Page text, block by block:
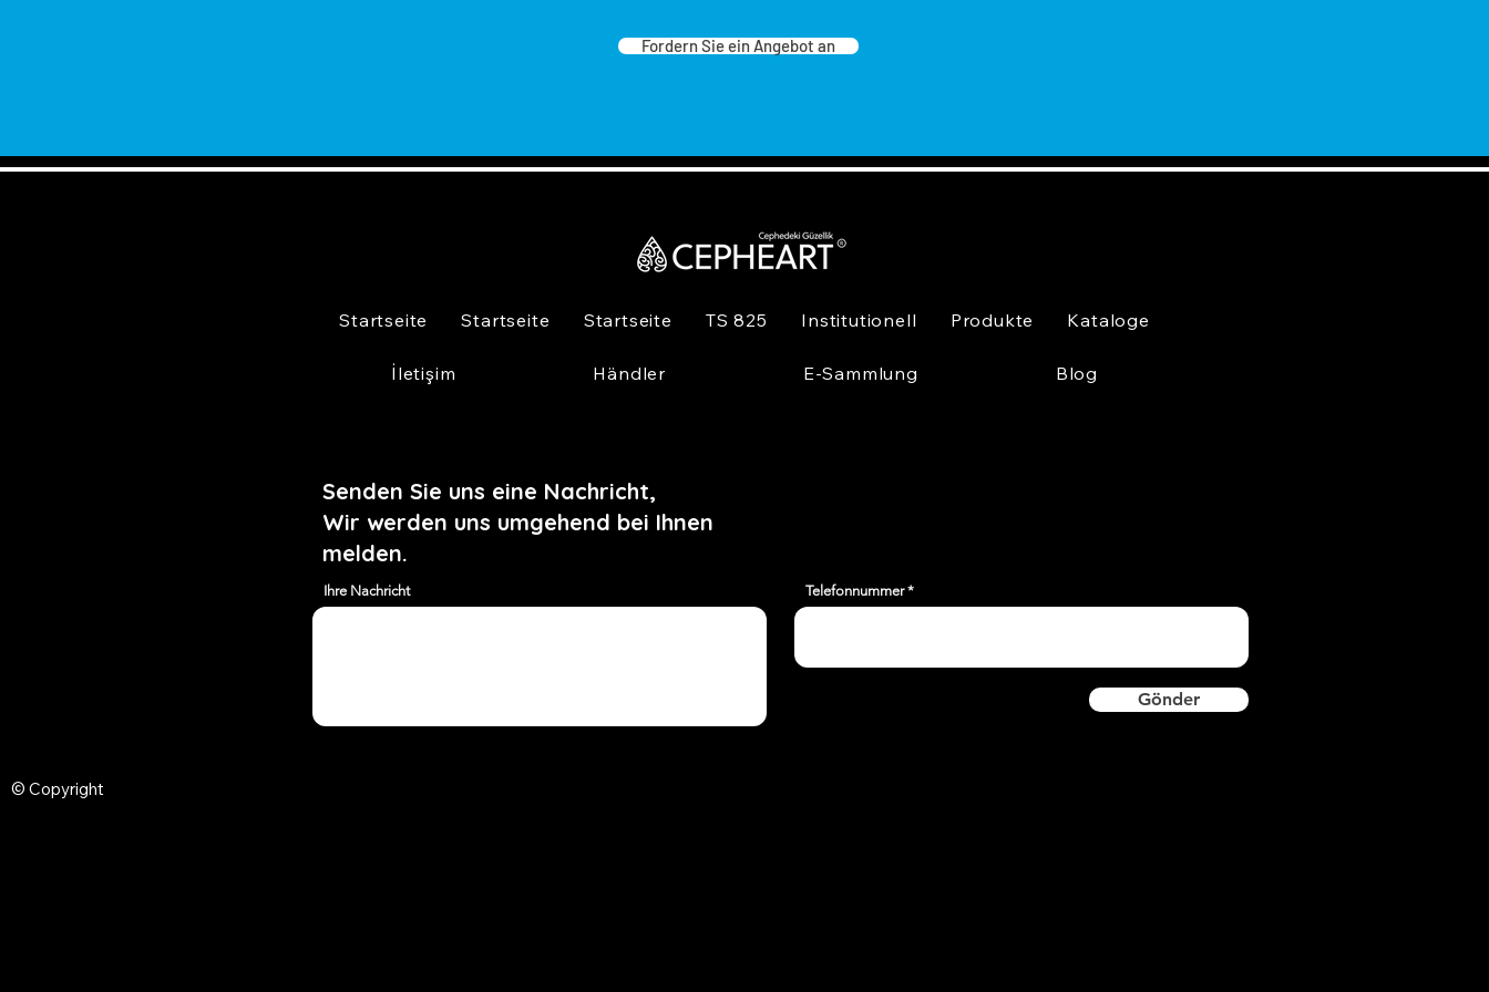
Fordern Sie ein Angebot an
Startseite Startseite Startseite TS 825 Institutionell Produkte Kataloge
İletişim Händler E-Sammlung Blog
Senden Sie uns eine Nachricht,
Wir werden uns umgehend bei Ihnen
melden.
Ihre Nachricht Telefonnummer
Gönder
© Copyright